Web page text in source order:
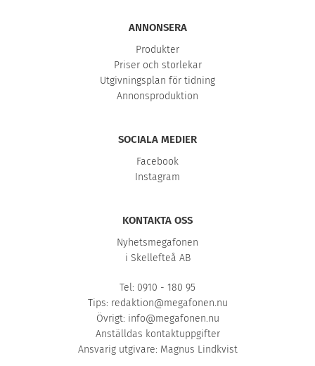
ANNONSERA
Produkter
Priser och storlekar
Utgivningsplan för tidning
Annonsproduktion
SOCIALA MEDIER
Facebook
Instagram
KONTAKTA OSS
Nyhetsmegafonen
i Skellefteå AB
Tel: 0910 - 180 95
Tips: redaktion@megafonen.nu
Övrigt: info@megafonen.nu
Anställdas kontaktuppgifter
Ansvarig utgivare: Magnus Lindkvist